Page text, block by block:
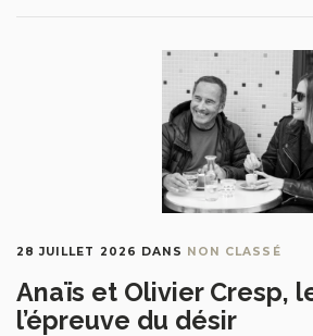
28 JUILLET 2026 DANS NON CLASSÉ
Anaïs et Olivier Cresp,
l’épreuve du désir